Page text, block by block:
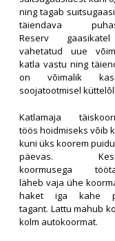
ning tagab
täiendava
Reserv
vahetatud uue
katla vastu ning
on võimalik
soojatootmisel
Katlamaja
töös hoidmiseks võib
kuni üks koorem
päevas.
koormusega
läheb vaja ühe
haket iga kahe
tagant. Lattu mahub
kolm autokoormat.